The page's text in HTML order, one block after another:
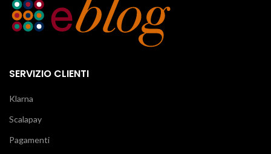
SERVIZIO CLIENTI
Klarna
Scalapay
Pagamenti